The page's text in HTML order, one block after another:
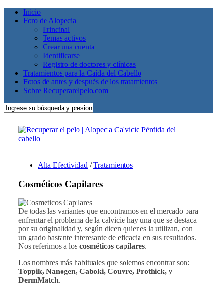
Inicio
Foro de Alopecia
Principal
Temas activos
Crear una cuenta
Identificarse
Registro de doctores y clínicas
Tratamientos para la Caída del Cabello
Fotos de antes y después de los tratamientos
Sobre Recuperarelpelo.com
Alta Efectividad / Tratamientos
Cosméticos Capilares
De todas las variantes que encontramos en el mercado para
enfrentar el problema de la calvicie hay una que se destaca
por su originalidad y, según dicen quienes la utilizan, con
un grado bastante interesante de eficacia en sus resultados.
Nos referimos a los cosméticos capilares.
Los nombres más habituales que solemos encontrar son:
Toppik, Nanogen, Caboki, Couvre, Prothick, y
DermMatch.